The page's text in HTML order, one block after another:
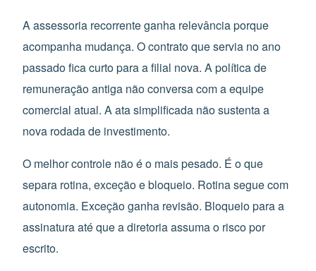
A assessoria recorrente ganha relevância porque
acompanha mudança. O contrato que servia no ano
passado fica curto para a filial nova. A política de
remuneração antiga não conversa com a equipe
comercial atual. A ata simplificada não sustenta a
nova rodada de investimento.
O melhor controle não é o mais pesado. É o que
separa rotina, exceção e bloqueio. Rotina segue com
autonomia. Exceção ganha revisão. Bloqueio para a
assinatura até que a diretoria assuma o risco por
escrito.